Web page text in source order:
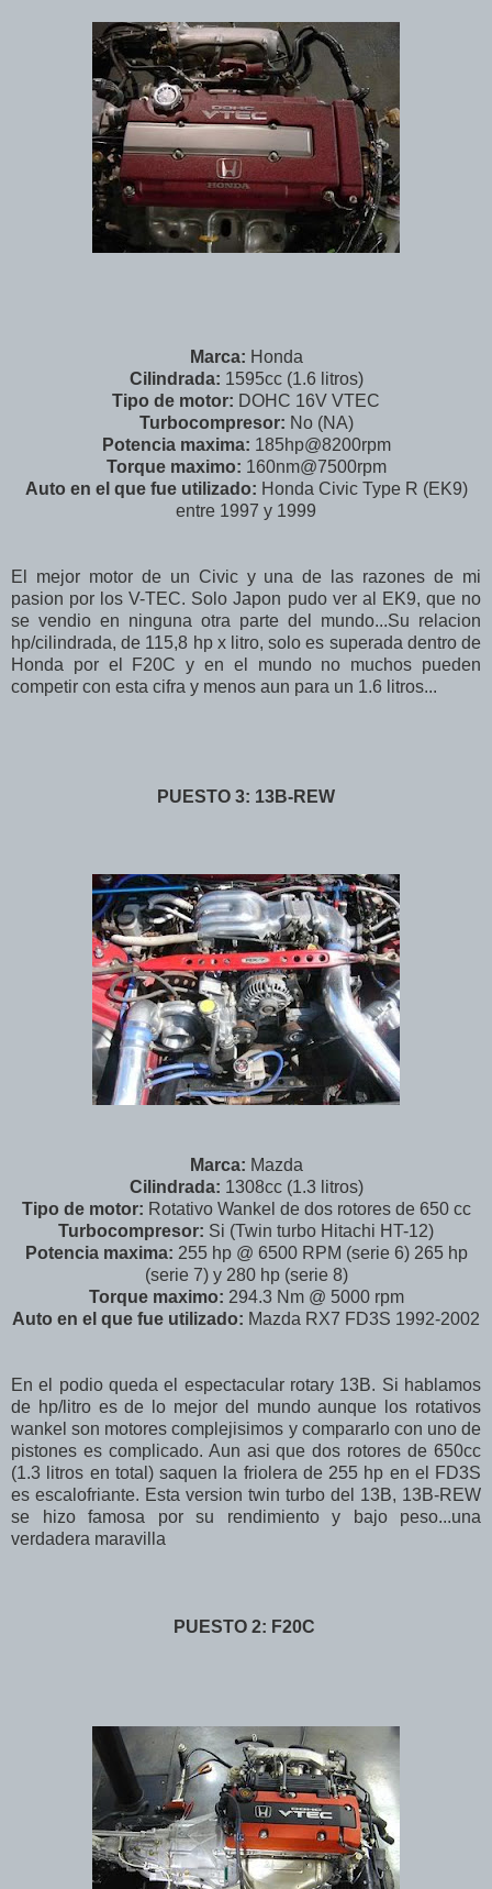
Marca: Honda
Cilindrada: 1595cc (1.6 litros)
Tipo de motor: DOHC 16V VTEC
Turbocompresor: No (NA)
Potencia maxima: 185hp@8200rpm
Torque maximo: 160nm@7500rpm
Auto en el que fue utilizado: Honda Civic Type R (EK9)
entre 1997 y 1999
El mejor motor de un Civic y una de las razones de mi
pasion por los V-TEC. Solo Japon pudo ver al EK9, que no
se vendio en ninguna otra parte del mundo...Su relacion
hp/cilindrada, de 115,8 hp x litro, solo es superada dentro de
Honda por el F20C y en el mundo no muchos pueden
competir con esta cifra y menos aun para un 1.6 litros...
PUESTO 3: 13B-REW
Marca: Mazda
Cilindrada: 1308cc (1.3 litros)
Tipo de motor: Rotativo Wankel de dos rotores de 650 cc
Turbocompresor: Si (Twin turbo Hitachi HT-12)
Potencia maxima: 255 hp @ 6500 RPM (serie 6) 265 hp
(serie 7) y 280 hp (serie 8)
Torque maximo: 294.3 Nm @ 5000 rpm
Auto en el que fue utilizado: Mazda RX7 FD3S 1992-2002
En el podio queda el espectacular rotary 13B. Si hablamos
de hp/litro es de lo mejor del mundo aunque los rotativos
wankel son motores complejisimos y compararlo con uno de
pistones es complicado. Aun asi que dos rotores de 650cc
(1.3 litros en total) saquen la friolera de 255 hp en el FD3S
es escalofriante. Esta version twin turbo del 13B, 13B-REW
se hizo famosa por su rendimiento y bajo peso...una
verdadera maravilla
PUESTO 2: F20C